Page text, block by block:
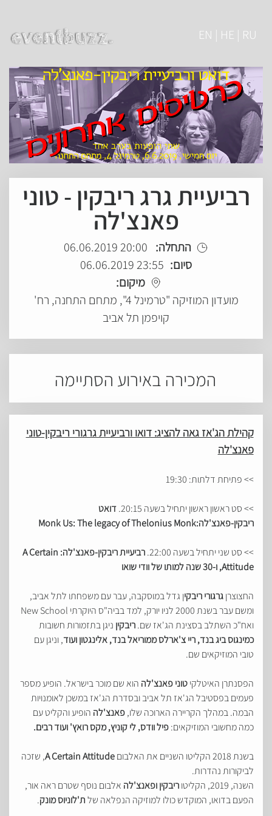
EN | HE | RU
רביעיית גרג ריבקין - טוני
פאנצ'לה
התחלה: 20:00 06.06.2019
סיום: 23:55 06.06.2019
מיקום:
מועדון המוזיקה "טרמינל 4", מתחם התחנה, רח'
קויפמן תל אביב
המכירה באירוע הסתיימה
קהילת הג'אז גאה להציג: דואו ורביעיית גרגורי ריבקין-טוני
פאנצ'לה
>> פתיחת דלתות: 19:30
>> סט ראשון ראשון יתחיל בשעה 20:15.
דואט
ריבקין-פאנצ'לה:Monk Us: The legacy of Thelonius Monk
>> סט שני יתחיל בשעה 22:00.
רביעיית ריבקין-פאנצ'לה: A Certain
Attitude, ו-30 שנה למותו של וודי שואו
החצוצרןגרגורי ריבקין גדל במוסקבה, עבר עם משפחתו לתל אביב,
ומשם עבר בשנת 2000 לניו יורק, למד בביה"ס היוקרתי New School
ואח"כ השתלב בסצינת הג'אז שם.ריבקין ניגן בתזמורות חשובות
כמינגוס ביג בנד, ריי צ'ארלס ממוריאל בנד, אלינגטון ועוד, וניגן עם
טובי המוזיקאים שם.
הפסנתרן האיטלקיטוני פאנצ'לה הוא שם מוכר בישראל. הופיע מספר
פעמים בפסטיבל הג'אז תל אביב ובסדרת הג'אז במשכן לאומנויות
הבמה. במהלך הקריירה הארוכה שלו,פאנצ'לה הופיע והקליט עם
כמה מחשובי המוזיקאים:פיל וודס, לי קוניץ, מקס רואץ' ועוד רבים.
בשנת 2018 הקליטו השניים את האלבום A Certain Attitude, שזכה
לביקורות נהדרות.
השנה, 2019, הקליטו
ריבקין ופאנצ'לה אלבום נוסף שטרם ראה אור,
הפעם בדואו, המוקדש כולו למוזיקה הנפלאה שלת'לוניוס מונק.